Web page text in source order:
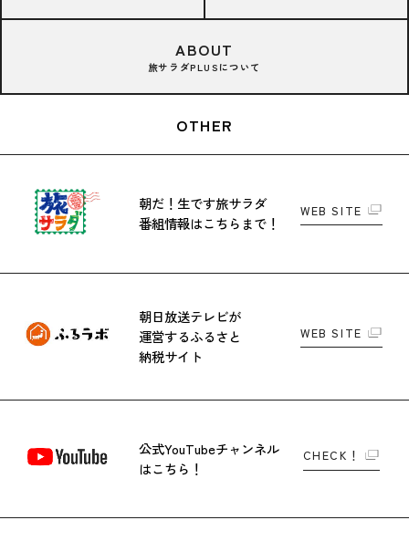
ABOUT
旅サラダPLUSについて
OTHER
朝だ！生です旅サラダ
番組情報はこちらまで！
WEB SITE
朝日放送テレビが
運営するふるさと
納税サイト
WEB SITE
公式YouTubeチャンネル
はこちら！
CHECK！